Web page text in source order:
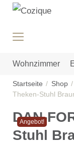
Wohnzimmer
Startseite Shop
Theken-Stuhl
DAN-
Stuhl
Angebot!